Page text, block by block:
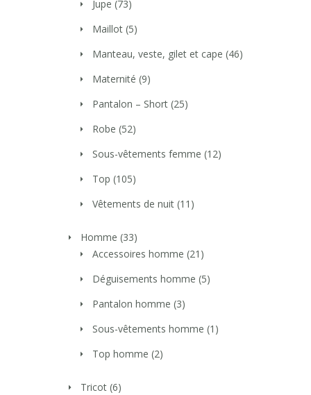
Jupe (73)
Maillot (5)
Manteau, veste, gilet et cape (46)
Maternité (9)
Pantalon – Short (25)
Robe (52)
Sous-vêtements femme (12)
Top (105)
Vêtements de nuit (11)
Homme (33)
Accessoires homme (21)
Déguisements homme (5)
Pantalon homme (3)
Sous-vêtements homme (1)
Top homme (2)
Tricot (6)